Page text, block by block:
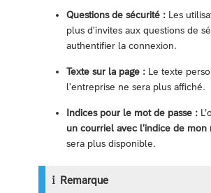
Questions de sécurité : Les
plus d'invites aux questions de
authentifier la connexion.
Texte sur la page : Le texte
l'entreprise ne sera plus affiché.
Indices pour le mot de passe :
un courriel avec l'indice de mon
sera plus disponible.
Remarque